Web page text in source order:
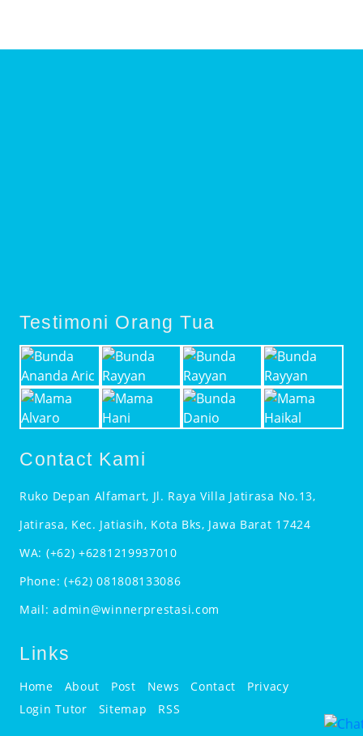
Testimoni Orang Tua
Contact Kami
Ruko Depan Alfamart, Jl. Raya Villa Jatirasa No.13,
Jatirasa, Kec. Jatiasih, Kota Bks, Jawa Barat 17424
WA: (+62) +6281219937010
Phone: (+62) 081808133086
Mail:admin@winnerprestasi.com
Links
Home About Post News Contact
Privacy
Login Tutor
Sitemap RSS